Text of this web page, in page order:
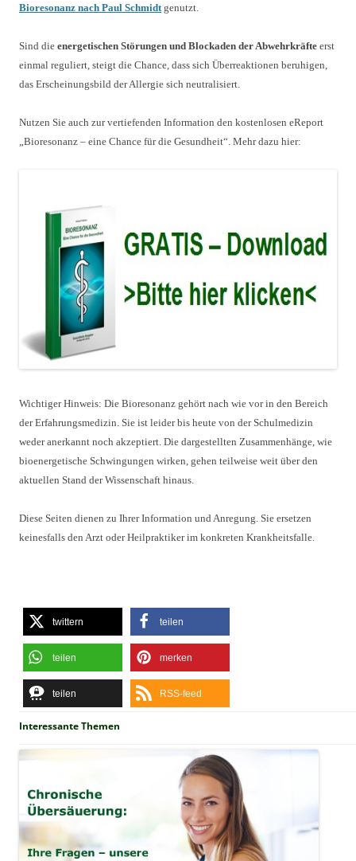
Bioresonanz nach Paul Schmidtgenutzt.
Sind die energetischen Störungen und Blockaden der Abwehrkräfte erst
einmal reguliert, steigt die Chance, dass sich Überreaktionen beruhigen,
das Erscheinungsbild der Allergie sich neutralisiert.
Nutzen Sie auch zur vertiefenden Information den kostenlosen eReport
„Bioresonanz – eine Chance für die Gesundheit“. Mehr dazu hier:
Wichtiger Hinweis: Die Bioresonanz gehört nach wie vor in den Bereich
der Erfahrungsmedizin. Sie ist leider bis heute von der Schulmedizin
weder anerkannt noch akzeptiert. Die dargestellten Zusammenhänge, wie
bioenergetische Schwingungen wirken, gehen teilweise weit über den
aktuellen Stand der Wissenschaft hinaus.
Diese Seiten dienen zu Ihrer Information und Anregung. Sie ersetzen
keinesfalls den Arzt oder Heilpraktiker im konkreten Krankheitsfalle.
twittern teilen
teilen merken
teilen RSS-feed
Interessante Themen